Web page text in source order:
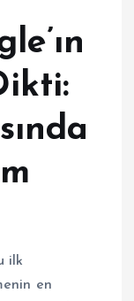
ilk
en